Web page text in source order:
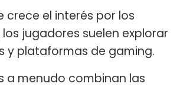
crece el interés por los
jugadores suelen explorar
y plataformas de gaming.
a menudo combinan las